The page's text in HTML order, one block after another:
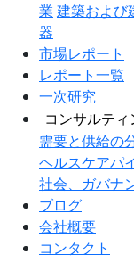
業 建築および
器
市場レポート
レポート一覧
一次研究
コンサルテ
需要と供給の
ヘルスケアパ
社会、ガバナ
ブログ
会社概要
コンタクト